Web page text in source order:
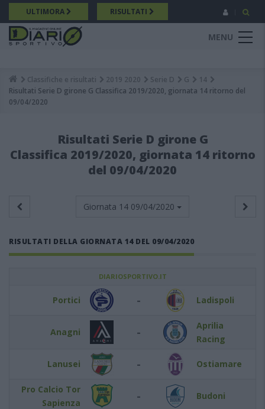
Salta
al
contenuto
principale
ULTIMORA RISULTATI
MENU
Breadcrumb
Classifiche e risultati 2019 2020 Serie D G
14
Risultati Serie D girone G Classifica 2019/2020, giornata 14 ritorno del
09/04/2020
Risultati Serie D girone G
Classifica 2019/2020, giornata 14 ritorno
del 09/04/2020
Giornata 14 09/04/2020
RISULTATI DELLA GIORNATA 14 DEL 09/04/2020
DIARIOSPORTIVO.IT
Portici - Ladispoli
Anagni -
Aprilia
Racing
Lanusei - Ostiamare
Pro Calcio Tor
Sapienza
- Budoni